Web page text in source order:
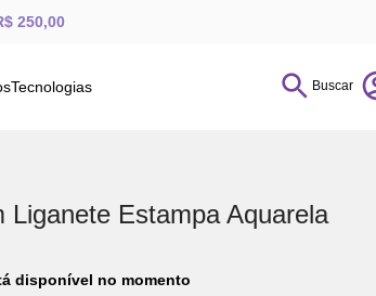
250,00
Tecnologias Buscar
Liganete Estampa Aquarela
disponível no momento